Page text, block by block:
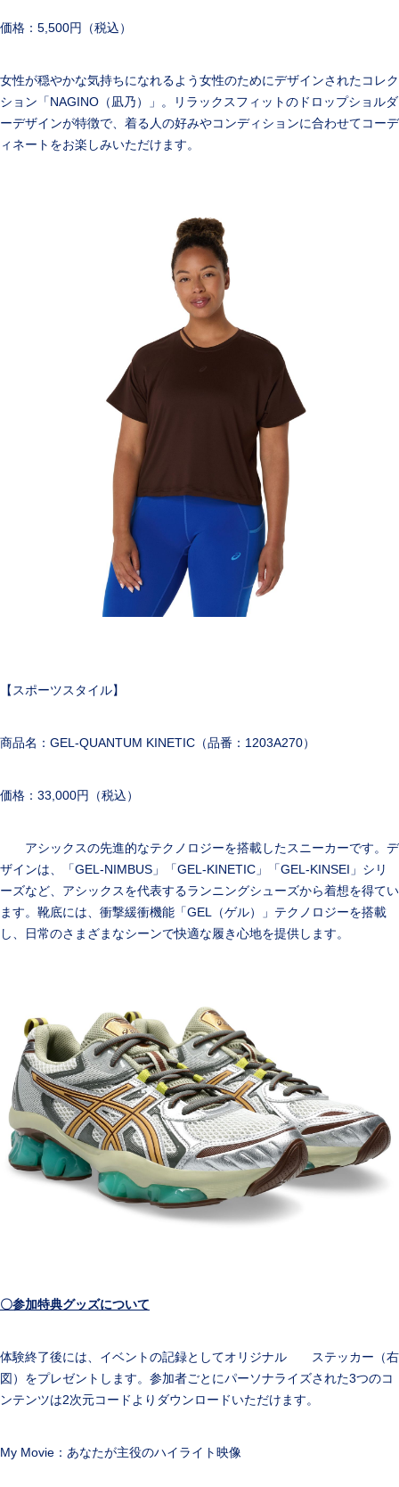
価格：5,500円（税込）
女性が穏やかな気持ちになれるよう女性のためにデザインされたコレク
ション「NAGINO（凪乃）」。リラックスフィットのドロップショルダ
ーデザインが特徴で、着る人の好みやコンディションに合わせてコーデ
ィネートをお楽しみいただけます。
【スポーツスタイル】
商品名：GEL-QUANTUM KINETIC（品番：1203A270）
価格：33,000円（税込）
アシックスの先進的なテクノロジーを搭載したスニーカーです。デ
ザインは、「GEL-NIMBUS」「GEL-KINETIC」「GEL-KINSEI」シリ
ーズなど、アシックスを代表するランニングシューズから着想を得てい
ます。靴底には、衝撃緩衝機能「GEL（ゲル）」テクノロジーを搭載
し、日常のさまざまなシーンで快適な履き心地を提供します。
〇参加特典グッズについて
体験終了後には、イベントの記録としてオリジナル ステッカー（右
図）をプレゼントします。参加者ごとにパーソナライズされた3つのコ
ンテンツは2次元コードよりダウンロードいただけます。
My Movie：あなたが主役のハイライト映像